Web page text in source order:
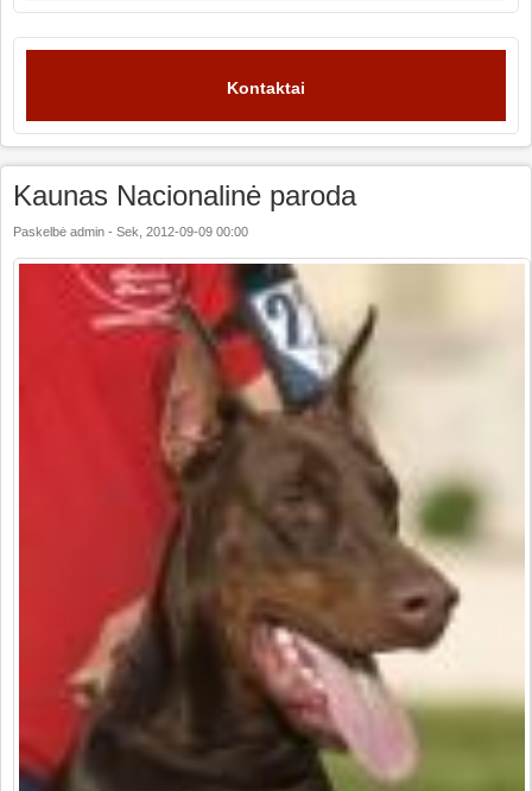
Kontaktai
Kaunas Nacionalinė paroda
Paskelbė admin - Sek, 2012-09-09 00:00